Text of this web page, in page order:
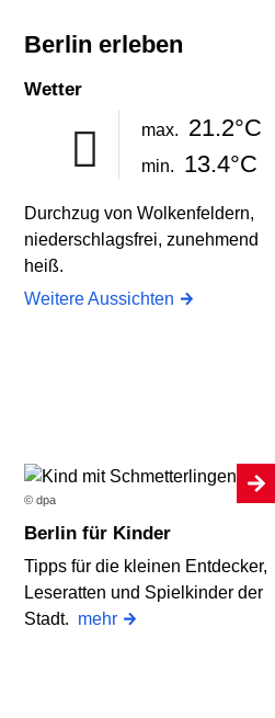
Berlin erleben
Wetter
max. 21.2°C
min. 13.4°C
Durchzug von Wolkenfeldern,
niederschlagsfrei, zunehmend
heiß.
Weitere Aussichten
© dpa
Berlin für Kinder
Tipps für die kleinen Entdecker,
Leseratten und Spielkinder der
Stadt. mehr